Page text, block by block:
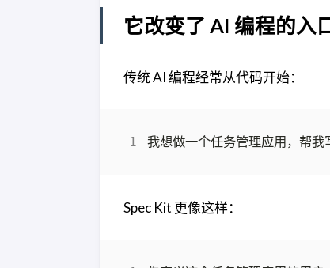
它改变了 AI 编程的入
传统 AI 编程经常从代码开始：
Spec Kit 更像这样：